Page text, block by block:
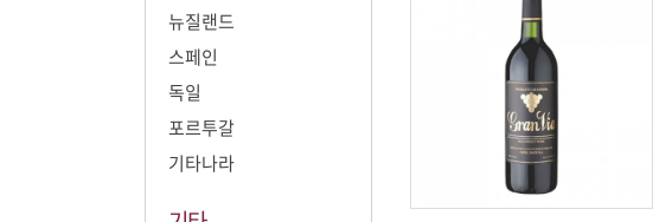
뉴질랜드
스페인
독일
포르투갈
기타나라